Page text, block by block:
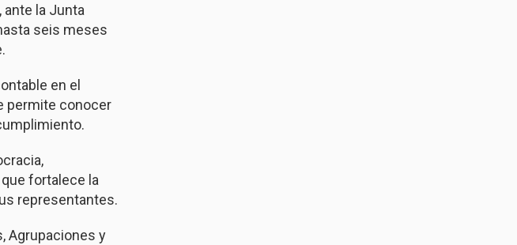
la Junta
seis meses
en el
permite conocer
fortalece la
representantes.
Agrupaciones y